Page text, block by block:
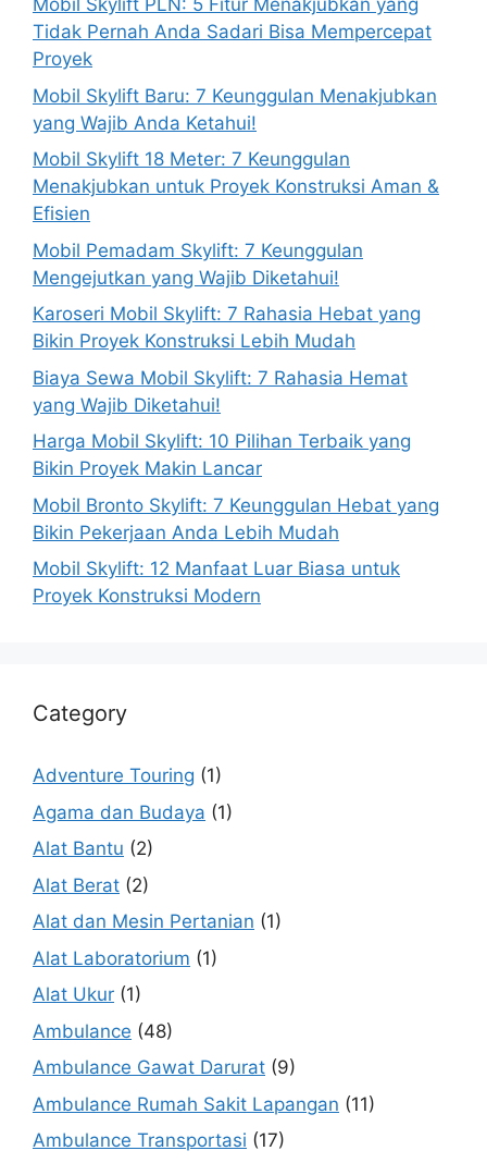
Mobil Skylift PLN: 5 Fitur Menakjubkan yang
Tidak Pernah Anda Sadari Bisa Mempercepat
Proyek
Mobil Skylift Baru: 7 Keunggulan Menakjubkan
yang Wajib Anda Ketahui!
Mobil Skylift 18 Meter: 7 Keunggulan
Menakjubkan untuk Proyek Konstruksi Aman &
Efisien
Mobil Pemadam Skylift: 7 Keunggulan
Mengejutkan yang Wajib Diketahui!
Karoseri Mobil Skylift: 7 Rahasia Hebat yang
Bikin Proyek Konstruksi Lebih Mudah
Biaya Sewa Mobil Skylift: 7 Rahasia Hemat
yang Wajib Diketahui!
Harga Mobil Skylift: 10 Pilihan Terbaik yang
Bikin Proyek Makin Lancar
Mobil Bronto Skylift: 7 Keunggulan Hebat yang
Bikin Pekerjaan Anda Lebih Mudah
Mobil Skylift: 12 Manfaat Luar Biasa untuk
Proyek Konstruksi Modern
Category
Adventure Touring (1)
Agama dan Budaya (1)
Alat Bantu (2)
Alat Berat (2)
Alat dan Mesin Pertanian (1)
Alat Laboratorium (1)
Alat Ukur (1)
Ambulance (48)
Ambulance Gawat Darurat (9)
Ambulance Rumah Sakit Lapangan (11)
Ambulance Transportasi (17)